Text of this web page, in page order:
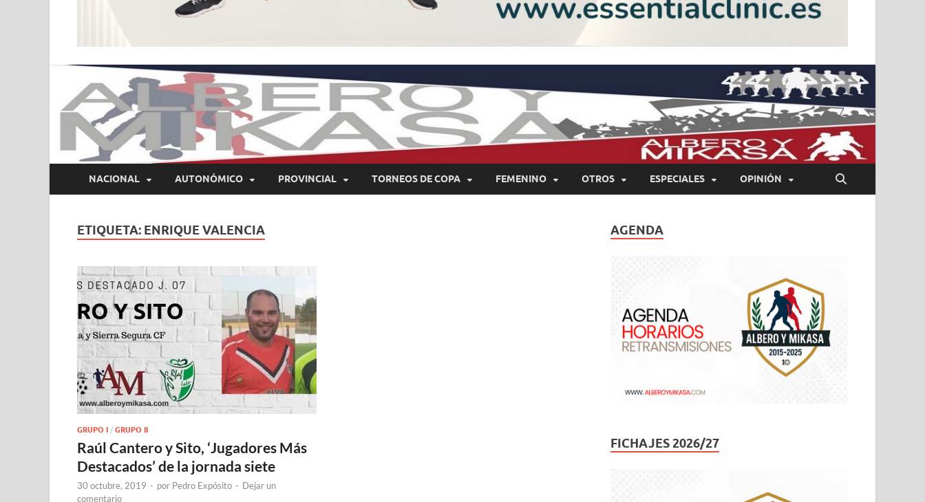
NACIONAL AUTONÓMICO PROVINCIAL TORNEOS DE COPA FEMENINO OTROS ESPECIALES OPINIÓN
ETIQUETA: ENRIQUE VALENCIA
GRUPO I / GRUPO II
Raúl Cantero y Sito, ‘Jugadores Más
Destacados’ de la jornada siete
30 octubre, 2019 - por Pedro Expósito - Dejar un
comentario
AGENDA
FICHAJES 2026/27